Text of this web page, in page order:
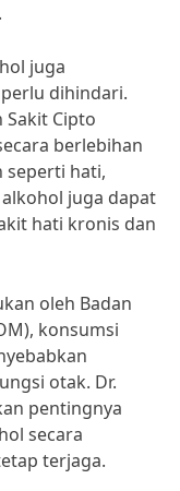
juga
dihindari.
Cipto
berlebihan
seperti hati,
juga dapat
hati kronis dan
oleh Badan
konsumsi
otak. Dr.
pentingnya
secara
terjaga.